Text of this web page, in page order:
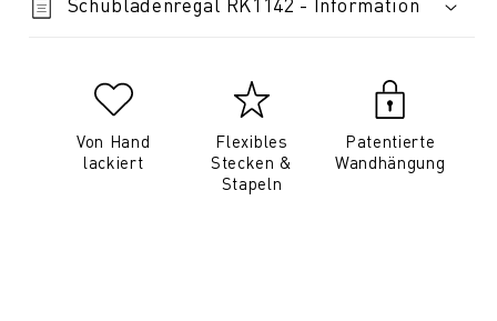
Von Hand
lackiert
Flexibles
Stecken &
Stapeln
Patentierte
Wandhängung